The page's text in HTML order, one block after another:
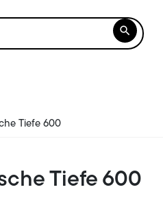

Tiefe 600
Tiefe 600